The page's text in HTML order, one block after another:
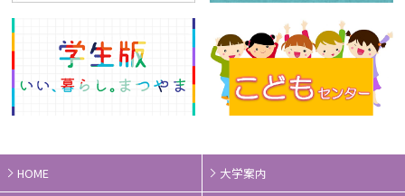
HOME 大学案内